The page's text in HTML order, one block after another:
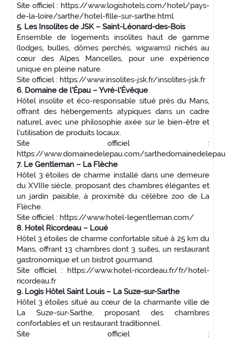
Site officiel : https://www.logishotels.com/hotel/pays-
de-la-loire/sarthe/hotel-fille-sur-sarthe.html
5. Les Insolites de JSK – Saint-Léonard-des-Bois
Ensemble de logements insolites haut de gamme
(lodges, bulles, dômes perchés, wigwams) nichés au
cœur des Alpes Mancelles, pour une expérience
unique en pleine nature.
Site officiel : https://www.insolites-jsk.fr/insolites-jsk.fr
6. Domaine de l'Épau – Yvré-l'Évêque
Hôtel insolite et éco-responsable situé près du Mans,
offrant des hébergements atypiques dans un cadre
naturel, avec une philosophie axée sur le bien-être et
l'utilisation de produits locaux.
Site officiel :
https://www.domainedelepau.com/
7. Le Gentleman – La Flèche
Hôtel 3 étoiles de charme installé dans une demeure
du XVIIIe siècle, proposant des chambres élégantes et
un jardin paisible, à proximité du célèbre zoo de La
Flèche.
Site officiel : https://www.hotel-legentleman.com/
8. Hotel Ricordeau – Loué
Hôtel 3 étoiles de charme confortable situé à 25 km du
Mans, offrant 13 chambres dont 3 suites, un restaurant
gastronomique et un bistrot gourmand.
Site officiel : https://www.hotel-ricordeau.fr/fr/hotel-
ricordeau.fr
9. Logis Hôtel Saint Louis – La Suze-sur-Sarthe
Hôtel 3 étoiles situé au cœur de la charmante ville de
La Suze-sur-Sarthe, proposant des chambres
confortables et un restaurant traditionnel.
Site officiel :